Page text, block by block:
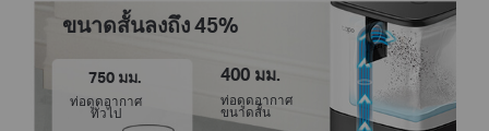
ขนาดสั้นลงถึง 45%
750 มม.
ท่อดูดอากาศ
ทั่วไป
400 มม.
ท่อดูดอากาศ
ขนาดสั้น